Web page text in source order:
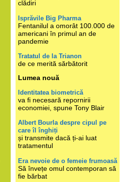
clădiri
Isprăvile Big Pharma
Fentanilul a omorât 100.000 de
americani în primul an de
pandemie
Tratatul de la Trianon
de ce merită sărbătorit
Lumea nouă
Identitatea biometrică
va fi necesară repornirii
economiei, spune Tony Blair
Albert Bourla despre cipul pe
care îl înghiți
și transmite dacă ți-ai luat
tratamentul
Era nevoie de o femeie frumoasă
Să învețe omul contemporan să
fie bărbat